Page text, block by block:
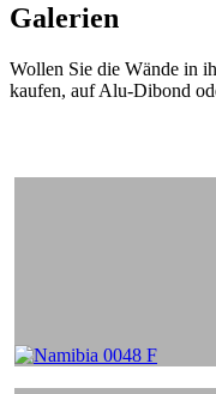
Galerien
Wollen Sie die Wände in
kaufen, auf Alu-Dibond